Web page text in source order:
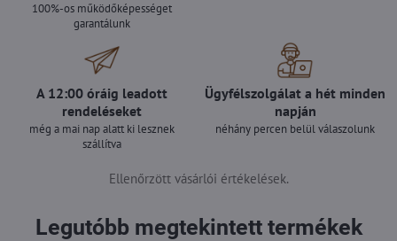
100%-os működőképességet
garantálunk
A 12:00 óráig leadott
rendeléseket
még a mai nap alatt ki lesznek
szállítva
Ügyfélszolgálat a hét minden
napján
néhány percen belül válaszolunk
Ellenőrzött vásárlói értékelések.
Legutóbb megtekintett termékek